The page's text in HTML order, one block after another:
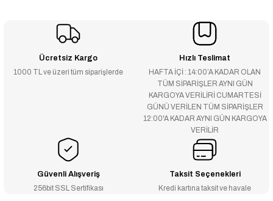
Ücretsiz Kargo
1000 TL ve üzeri tüm siparişlerde
Hızlı Teslimat
HAFTA İÇİ : 14:00’A KADAR OLAN
TÜM SİPARİŞLER AYNI GÜN
KARGOYA VERİLİRİ CUMARTESİ
GÜNÜ VERİLEN TÜM SİPARİŞLER
12:00'A KADAR AYNI GÜN KARGOYA
VERİLİR
Güvenli Alışveriş
256bit SSL Sertifikası
Taksit Seçenekleri
Kredi kartına taksit ve havale